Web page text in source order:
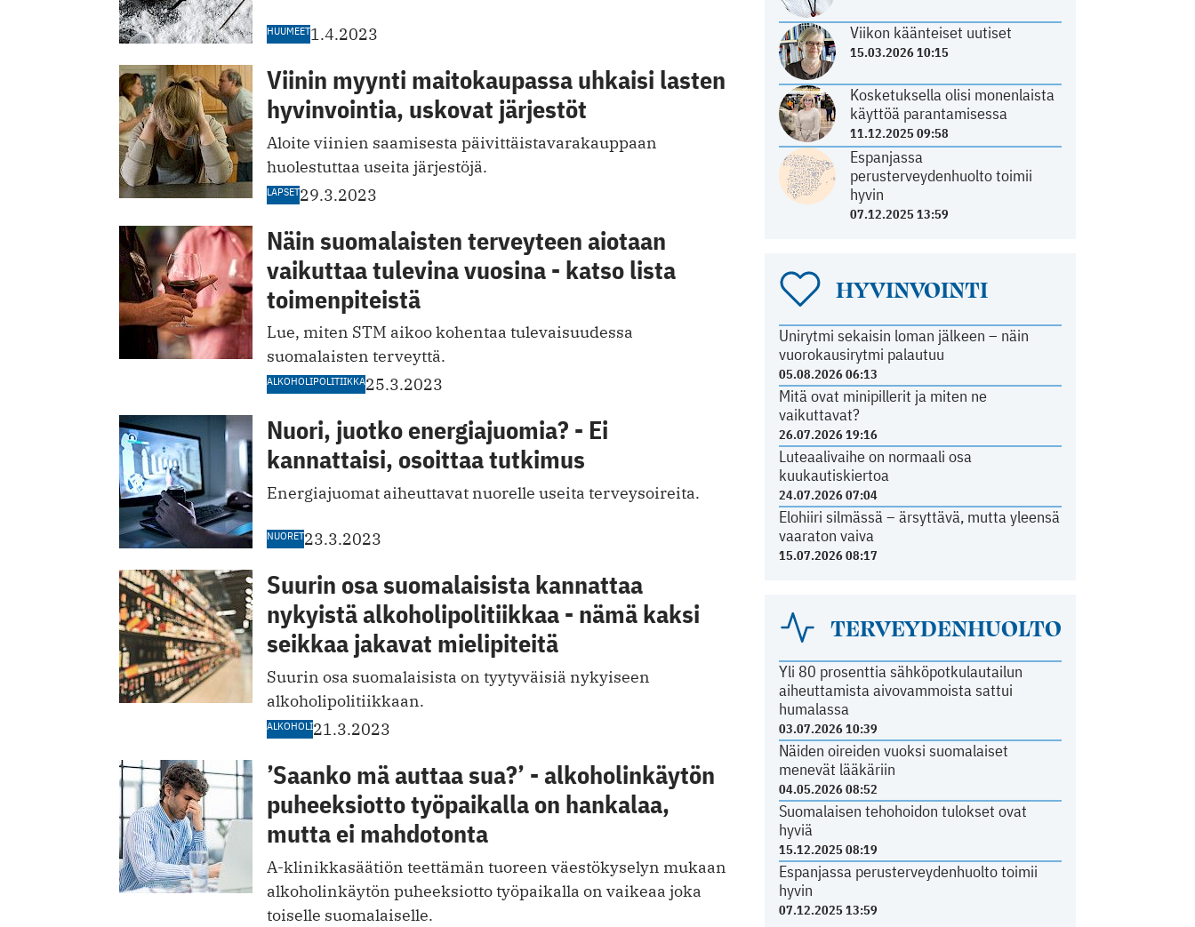
HUUMEET1.4.2023
Viinin myynti maitokaupassa uhkaisi lasten
hyvinvointia, uskovat järjestöt
Aloite viinien saamisesta päivittäistavarakauppaan
huolestuttaa useita järjestöjä.
LAPSET29.3.2023
Näin suomalaisten terveyteen aiotaan
vaikuttaa tulevina vuosina - katso lista
toimenpiteistä
Lue, miten STM aikoo kohentaa tulevaisuudessa
suomalaisten terveyttä.
ALKOHOLIPOLITIIKKA25.3.2023
Nuori, juotko energiajuomia? - Ei
kannattaisi, osoittaa tutkimus
Energiajuomat aiheuttavat nuorelle useita terveysoireita.
NUORET23.3.2023
Suurin osa suomalaisista kannattaa
nykyistä alkoholipolitiikkaa - nämä kaksi
seikkaa jakavat mielipiteitä
Suurin osa suomalaisista on tyytyv äisiä nykyiseen
alkoholipolitiikkaan.
ALKOHOLI21.3.2023
’Saanko mä auttaa sua?’ - alkoholinkäytön
puheeksiotto työpaikalla on hankalaa,
mutta ei mahdotonta
A-klinikkasäätiön teettämän tuoreen väestökyselyn mukaan
alkoholinkäytön puheeksiotto työpaikalla on vaikeaa joka
toiselle suomalaiselle.
Viikon käänteiset uutiset
15.03.2026 10:15
Kosketuksella olisi monenlaista
käyttöä parantamisessa
11.12.2025 09:58
Espanjassa
perusterveydenhuolto toimii
hyvin
07.12.2025 13:59
HYVINVOINTI
Unirytmi sekaisin loman jälkeen – näin
vuorokausirytmi palautuu
05.08.2026 06:13
Mitä ovat minipillerit ja miten ne
vaikuttavat?
26.07.2026 19:16
Luteaalivaihe on normaali osa
kuukautiskiertoa
24.07.2026 07:04
Elohiiri silmässä – ärsyttävä, mutta yleensä
vaaraton vaiva
15.07.2026 08:17
TERVEYDENHUOLTO
Yli 80 prosenttia sähköpotkulautailun
aiheuttamista aivovammoista sattui
humalassa
03.07.2026 10:39
Näiden oireiden vuoksi suomalaiset
menevät lääkäriin
04.05.2026 08:52
Suomalaisen tehohoidon tulokset ovat
hyviä
15.12.2025 08:19
Espanjassa perusterveydenhuolto toimii
hyvin
07.12.2025 13:59